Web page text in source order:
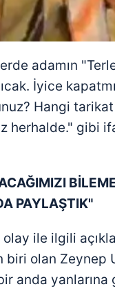
adamın
İyice
Hangi
herhalde." gibi
PAYLAŞTIK"
olay ile ilgili
biri olan Zeynep
anda yanlarına